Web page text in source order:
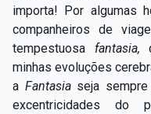
importa! Por algumas
companheiros de
tempestuosa fantasia,
minhas evoluções
a Fantasia seja
excentricidades do